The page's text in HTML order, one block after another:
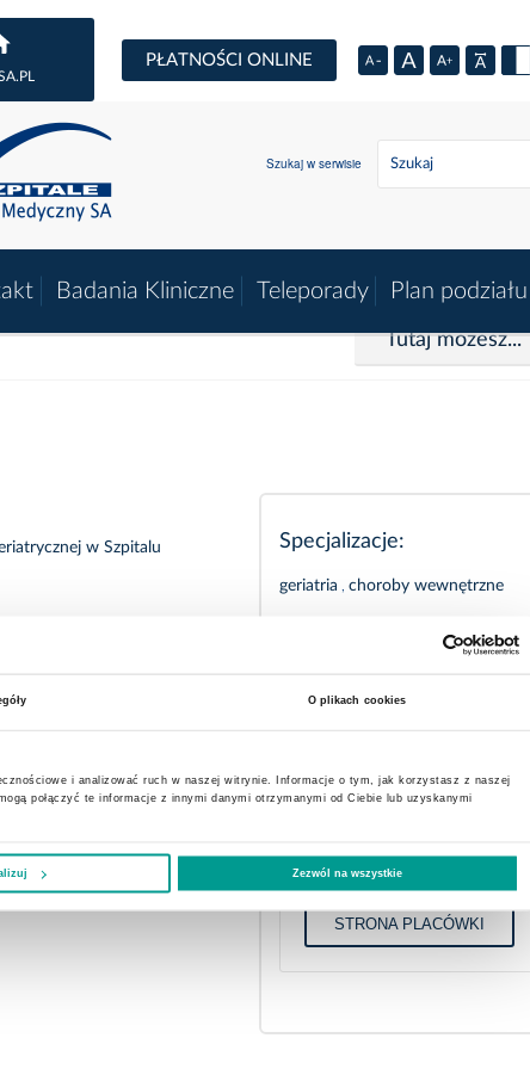
O plikach cookies
i analizować ruch w naszej witrynie. Informacje o tym, jak korzystasz z naszej
połączyć te informacje z innymi danymi otrzymanymi od Ciebie lub uzyskanymi
Zezwól na wszystkie
PŁATNOŚCI ONLINE
Szukaj w serwisie
Badania Kliniczne Teleporady Plan podziału
Tutaj możesz...
w Szpitalu
Specjalizacje:
geriatria , choroby wewnętrzne
Katowice - Szpital
tel.:32 256 81 49
STRONA PLACÓWKI